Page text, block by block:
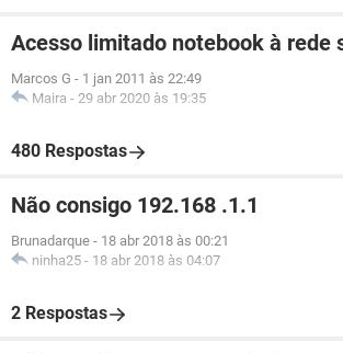
Acesso limitado notebook à rede
Marcos G - 1 jan 2011 às 22:49
Maira - 29 abr 2020 às 19:35
480 Respostas
Não consigo 192.168 .1.1
Brunadarque - 18 abr 2018 às 00:21
ninha25 - 18 abr 2018 às 04:07
2 Respostas